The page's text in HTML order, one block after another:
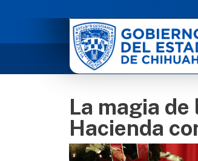
La magia
Hacienda